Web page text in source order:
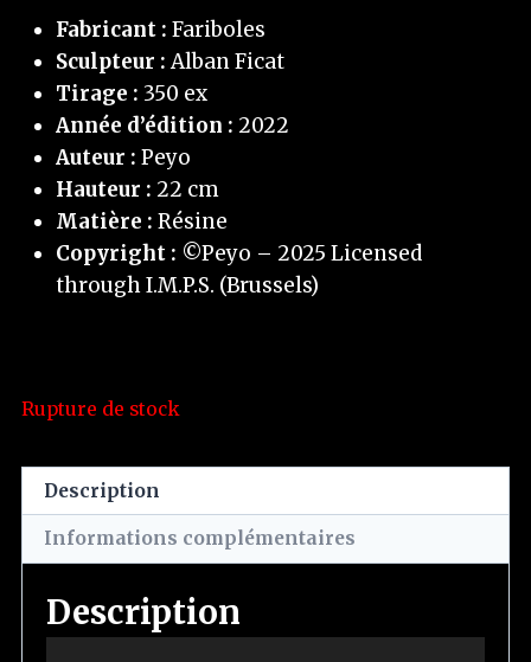
Fabricant : Fariboles
Sculpteur :Alban Ficat
Tirage : 350 ex
Année d’édition : 2022
Auteur : Peyo
Hauteur : 22 cm
Matière : Résine
Copyright : ©Peyo – 2025 Licensed
through I.M.P.S. (Brussels)
Rupture de stock
Description
Informations complémentaires
Description